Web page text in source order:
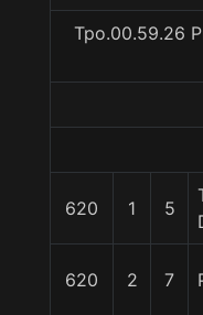
Tpo.00.59.26
620 1 5
620 2 7